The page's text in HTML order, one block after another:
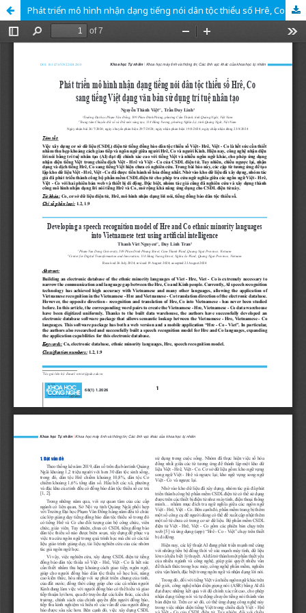
Phát triển mô hình nhận dạng tiếng nói dân tộc thiểu số Hrê, Co sang tiếng Việt dạng văn bản sử dụng trí tuệ nhân tạo